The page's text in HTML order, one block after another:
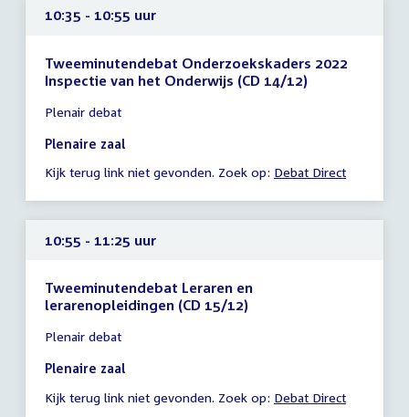
10:35 - 10:55 uur
Tweeminutendebat Onderzoekskaders 2022
Inspectie van het Onderwijs (CD 14/12)
vergadering
10:35
10:55
Plenair debat
Plenaire zaal
Kijk terug link niet gevonden. Zoek op: Debat Direct
10:55 - 11:25 uur
Tweeminutendebat Leraren en
lerarenopleidingen (CD 15/12)
vergadering
10:55
11:25
Plenair debat
Plenaire zaal
Kijk terug link niet gevonden. Zoek op: Debat Direct